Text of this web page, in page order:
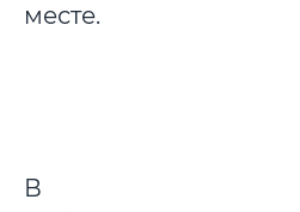
месте.
В